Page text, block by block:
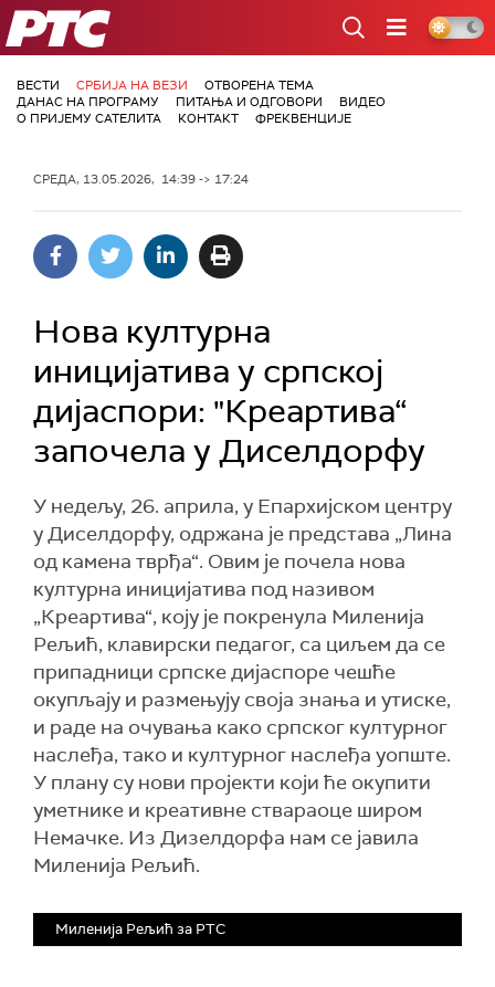
РТС
ВЕСТИ СРБИЈА НА ВЕЗИ
ОТВОРЕНА ТЕМА
ДАНАС НА ПРОГРАМУ
ПИТАЊА И ОДГОВОРИ
ВИДЕО
О ПРИЈЕМУ САТЕЛИТА
КОНТАКТ ФРЕКВЕНЦИЈЕ
СРЕДА, 13.05.2026, 14:39 -> 17:24
Нова културна
иницијатива у српској
дијаспори: "Креартива“
започела у Диселдорфу
У недељу, 26. априла, у Епархијском центру
у Диселдорфу, одржана је представа „Лина
од камена тврђа“. Овим је почела нова
културна иницијатива под називом
„Креартива“, коју је покренула Миленија
Рељић, клавирски педагог, са циљем да се
припадници српске дијаспоре чешће
окупљају и размењују своја знања и утиске,
и раде на очувања како српског културног
наслеђа, тако и културног наслеђа уопште.
У плану су нови пројекти који ће окупити
уметнике и креативне ствараоце широм
Немачке. Из Дизелдорфа нам се јавила
Миленија Рељић.
Миленија Рељић за РТС